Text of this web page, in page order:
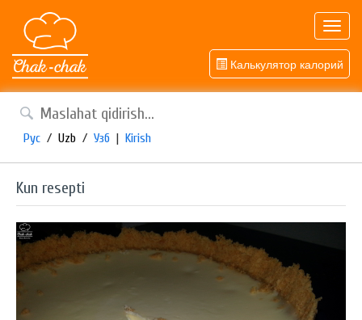
Калькулятор калорий
Рус / Uzb / Узб | Kirish
Kun resepti